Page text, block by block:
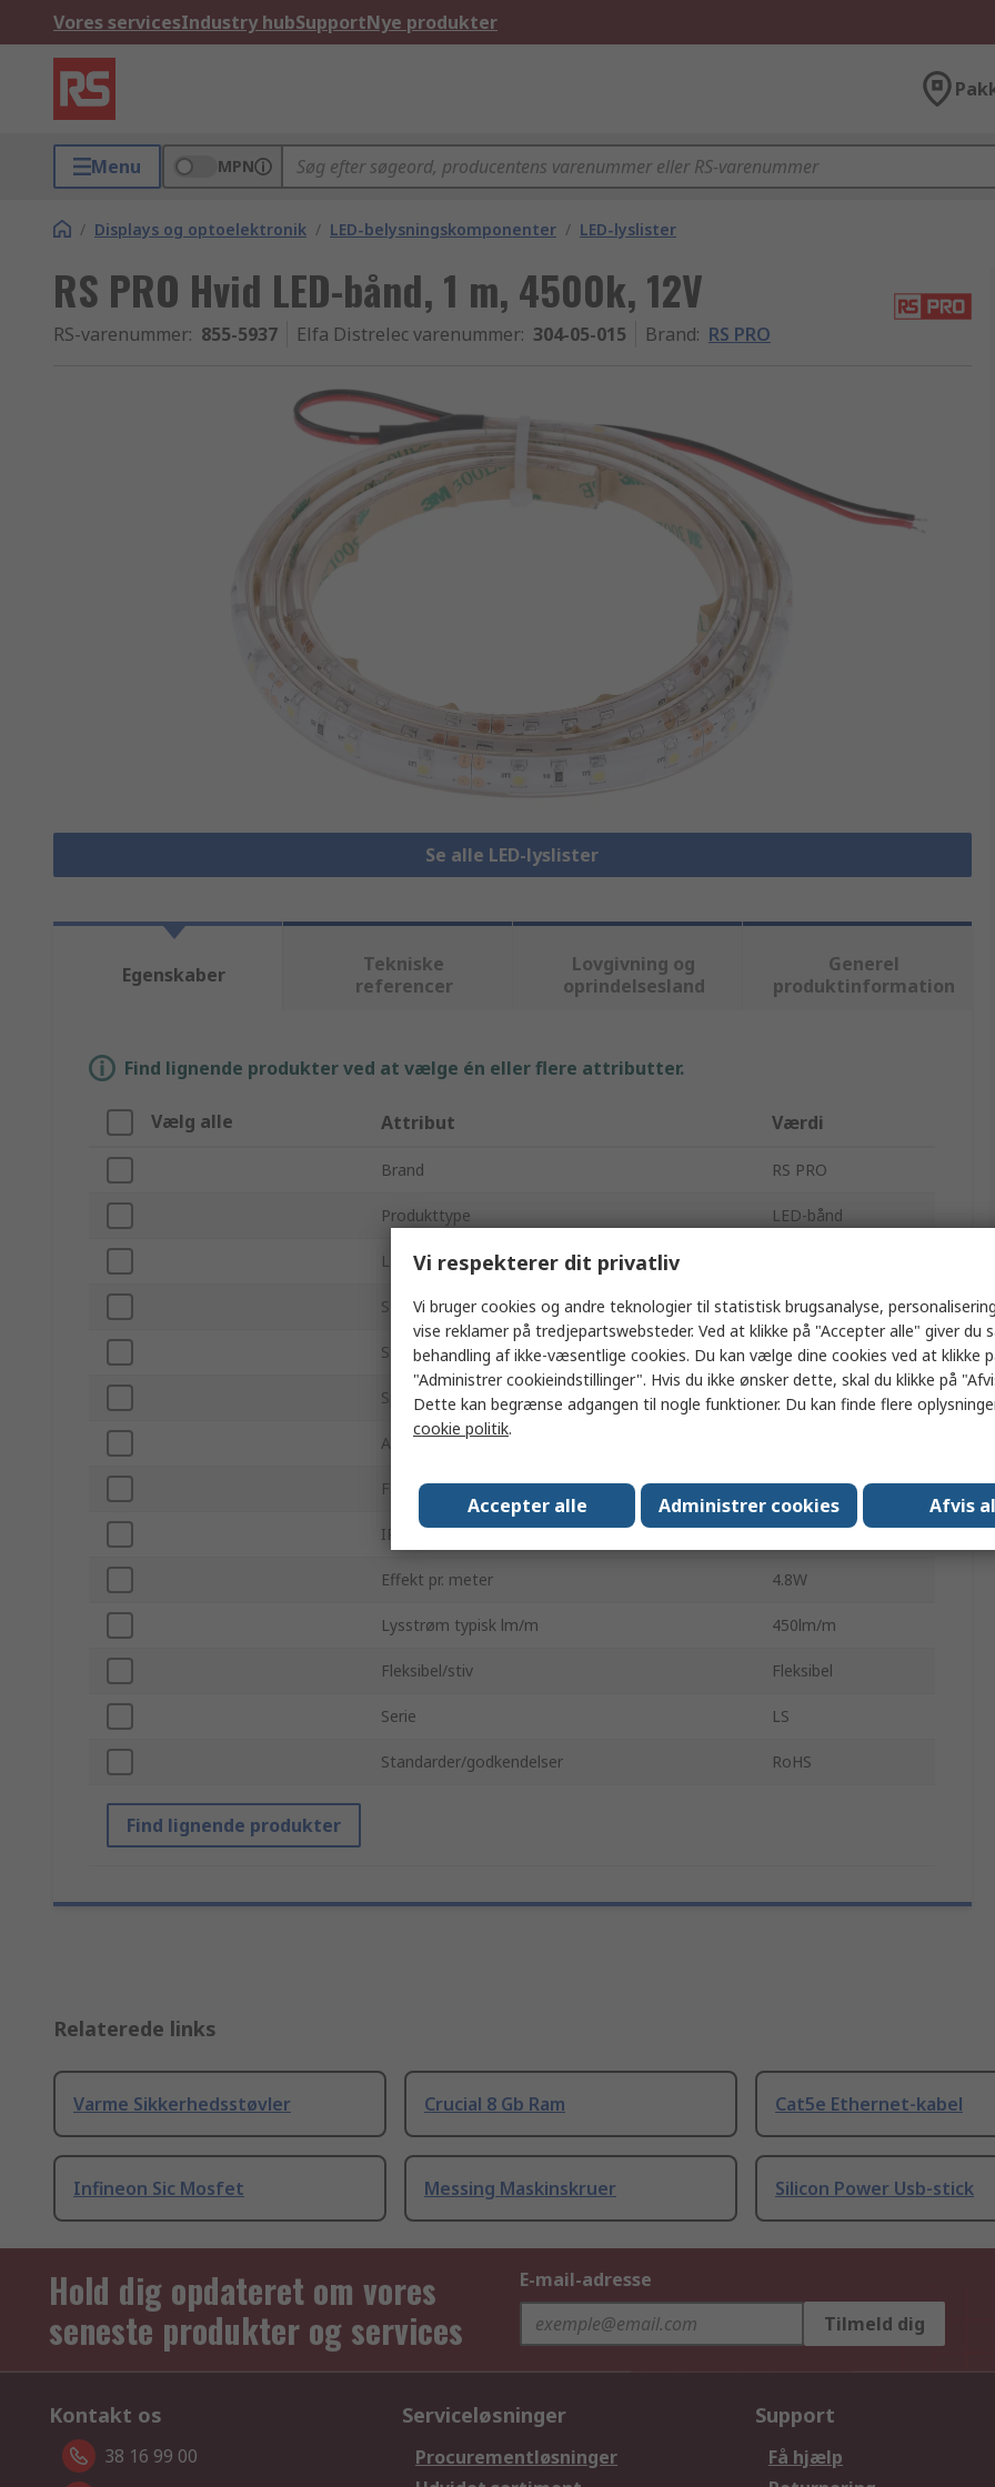
Vores servicesIndustry hubSupportNye produkter
Menu MPN
/ Displays og optoelektronik / LED-belysningskomponenter / LED-lyslister
RS PRO Hvid LED-bånd, 1 m, 4500k, 12V
RS-varenummer: 855-5937 Elfa Distrelec varenummer: 304-05-015 Brand: RS PRO
Se alle LED-lyslister
Egenskaber
Tekniske
referencer
Lovgivning og
oprindelsesland
Generel
produktinformation
Find lignende produkter ved at vælge én eller flere attributter.
Vælg alle Attribut Værdi
Brand RS PRO
Produkttype LED-bånd
LED-farve
Strip længde 1m
Strip bredde 10mm
Spænding 12V
Antallet af LED'er pr. meter
Farvetemperatur 4500k
IP-klassificering IP65
Effekt pr. meter 4.8W
Lysstrøm typisk lm/m 450lm/m
Fleksibel/stiv Fleksibel
Serie LS
Standarder/godkendelser RoHS
Find lignende produkter
Relaterede links
Varme Sikkerhedsstøvler Crucial 8 Gb Ram Cat5e Ethernet-kabel
Infineon Sic Mosfet Messing Maskinskruer Silicon Power Usb-stick
Hold dig opdateret om vores
seneste produkter og services
E-mail-adresse
Tilmeld dig
Kontakt os
38 16 99 00
Serviceløsninger
Procurementløsninger
Support
Få hjælp
Vi respekterer dit privatliv
Vi bruger cookies og andre teknologier til statistisk brugsanalyse,
vise reklamer på tredjepartswebsteder. Ved at klikke på "Accepter alle" giver du
behandling af ikke-væsentlige cookies. Du kan vælge dine cookies ved at klikke
"Administrer cookieindstillinger". Hvis du ikke ønsker dette, skal du klikke på
Dette kan begrænse adgangen til nogle funktioner. Du kan finde flere
cookie politik.
Accepter alle Administrer cookies Afvis